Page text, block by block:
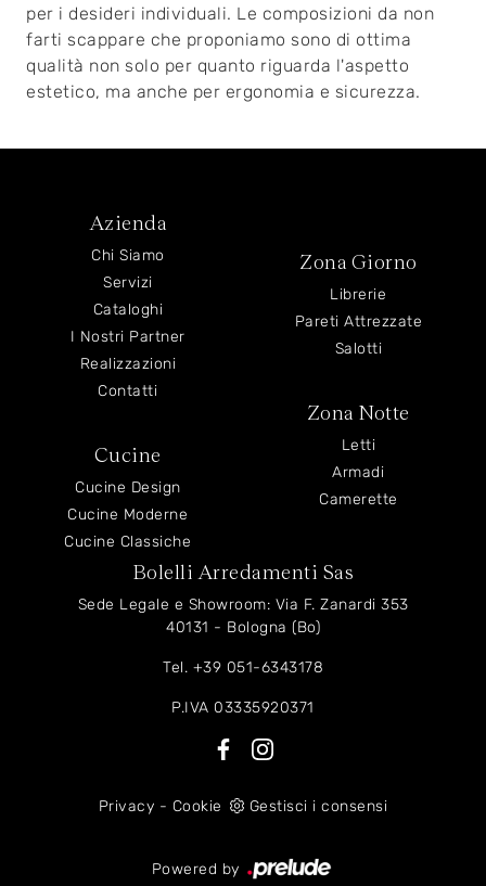
per i desideri individuali. Le composizioni da non
farti scappare che proponiamo sono di ottima
qualità non solo per quanto riguarda l'aspetto
estetico, ma anche per ergonomia e sicurezza.
Azienda
Chi Siamo
Servizi
Cataloghi
I Nostri Partner
Realizzazioni
Contatti
Cucine
Cucine Design
Cucine Moderne
Cucine Classiche
Zona Giorno
Librerie
Pareti Attrezzate
Salotti
Zona Notte
Letti
Armadi
Camerette
Bolelli Arredamenti Sas
Sede Legale e Showroom: Via F. Zanardi 353
40131 - Bologna (Bo)
Tel. +39 051-6343178
P.IVA 03335920371
Privacy - Cookie Gestisci i consensi
Powered by